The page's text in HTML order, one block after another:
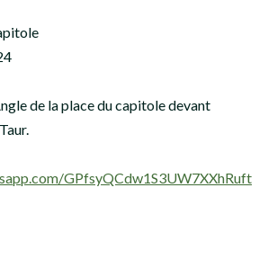
de la place du capitole devant
GPfsyQCdw1S3UW7XXhRuft